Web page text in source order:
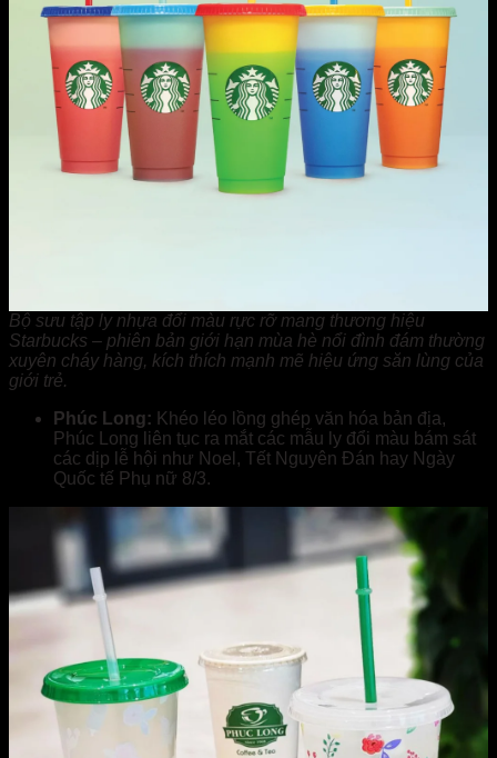
Bộ sưu tập ly nhựa đổi màu rực rỡ mang thương hiệu
Starbucks – phiên bản giới hạn mùa hè nổi đình đám thường
xuyên cháy hàng, kích thích mạnh mẽ hiệu ứng săn lùng của
giới trẻ.
Phúc Long: Khéo léo lồng ghép văn hóa bản địa,
Phúc Long liên tục ra mắt các mẫu ly đổi màu bám sát
các dịp lễ hội như Noel, Tết Nguyên Đán hay Ngày
Quốc tế Phụ nữ 8/3.